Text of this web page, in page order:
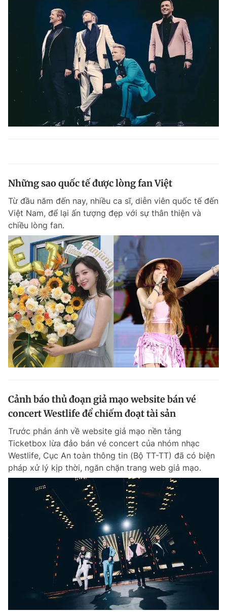
Những sao quốc tế được lòng fan Việt
Từ đầu năm đến nay, nhiều ca sĩ, diễn viên quốc tế đến
Việt Nam, để lại ấn tượng đẹp với sự thân thiện và
chiều lòng fan.
Cảnh báo thủ đoạn giả mạo website bán vé
concert Westlife để chiếm đoạt tài sản
Trước phản ánh về website giả mạo nền tảng
Ticketbox lừa đảo bán vé concert của nhóm nhạc
Westlife, Cục An toàn thông tin (Bộ TT-TT) đã có biện
pháp xử lý kịp thời, ngăn chặn trang web giả mạo.